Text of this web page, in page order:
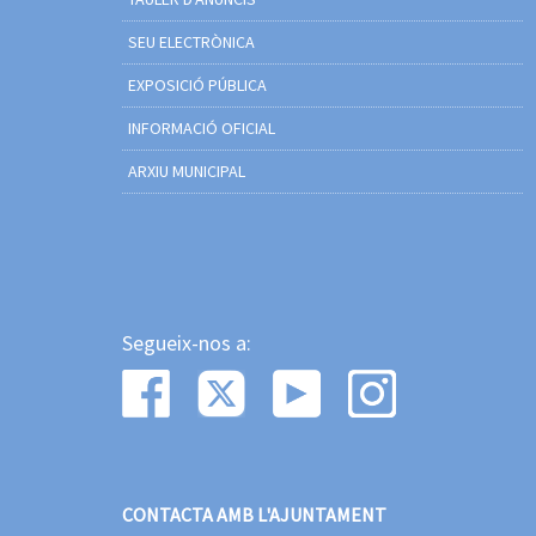
SEU ELECTRÒNICA
EXPOSICIÓ PÚBLICA
INFORMACIÓ OFICIAL
ARXIU MUNICIPAL
Segueix-nos a:
CONTACTA AMB L'AJUNTAMENT